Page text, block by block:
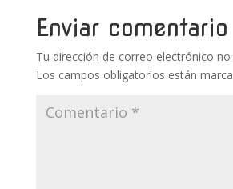
o
k
Enviar comentario
Tu dirección de correo electrónico no
Los campos obligatorios están